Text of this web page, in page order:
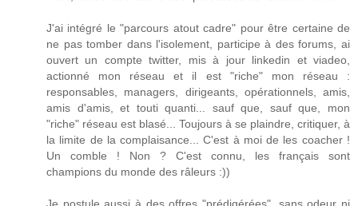
J'ai intégré le "parcours atout cadre" pour être certaine de
ne pas tomber dans l'isolement, participe à des forums, ai
ouvert un compte twitter, mis à jour linkedin et viadeo,
actionné mon réseau et il est "riche" mon réseau :
responsables, managers, dirigeants, opérationnels, amis,
amis d'amis, et touti quanti... sauf que, sauf que, mon
"riche" réseau est blasé... Toujours à se plaindre, critiquer, à
la limite de la complaisance... C'est à moi de les coacher !
Un comble ! Non ? C'est connu, les français sont
champions du monde des râleurs :))
Je postule aussi à des offres "prédigérées", sans odeur ni